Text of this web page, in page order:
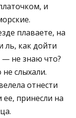
и
плаваете, на
ль, как дойти
— не знаю что?
слыхали.
отнести
принесли на